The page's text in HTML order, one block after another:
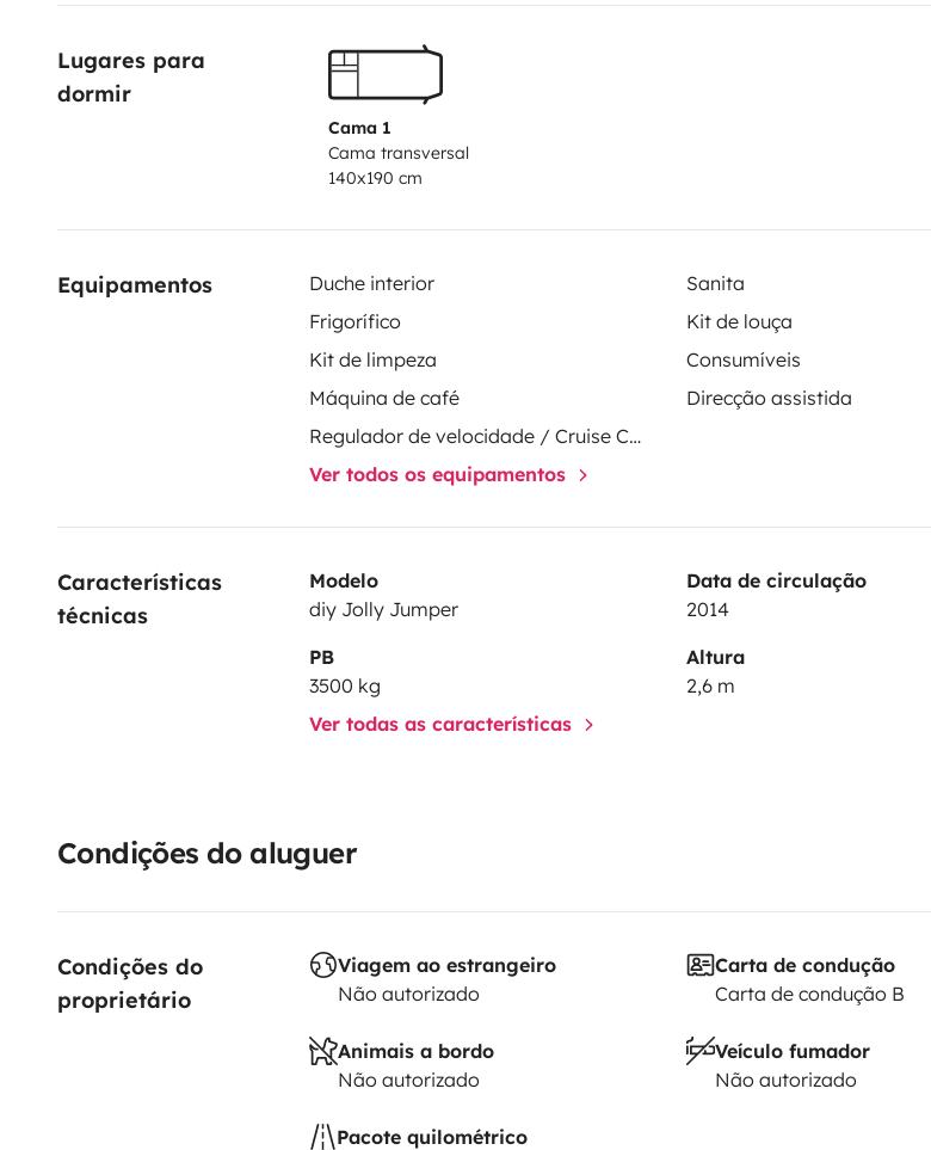
PS : si vous nous répondez/ écrivez en dehors de l'application, nous ne recevrons vos
message que si vous passez par WhatsApp 😊
Lugares para
dormir
Cama 1
Cama transversal
140x190 cm
Equipamentos Duche interior
Sanita
Frigorífico
Kit de louça
Kit de limpeza
Consumíveis
Máquina de café
Direcção assistida
Regulador de velocidade / Cruise Control
Ver todos os equipamentos
Características
técnicas
Modelo
diy Jolly Jumper
Data de circulação
2014
PB
3500 kg
Altura
2,6 m
Ver todas as características
Condições do aluguer
Condições do
proprietário
Viagem ao estrangeiro
Não autorizado
Carta de condução
Carta de condução B
Animais a bordo
Não autorizado
Veículo fumador
Não autorizado
Pacote quilométrico